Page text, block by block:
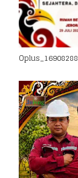
Oplus_16908288